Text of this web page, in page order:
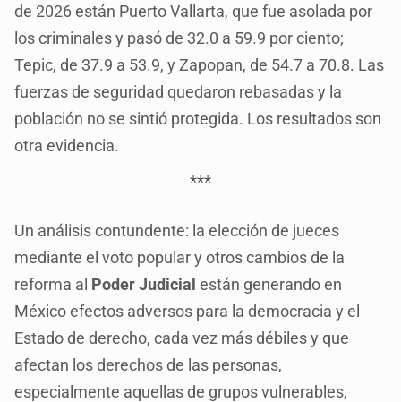
de 2026 están Puerto Vallarta, que fue asolada por
los criminales y pasó de 32.0 a 59.9 por ciento;
Tepic, de 37.9 a 53.9, y Zapopan, de 54.7 a 70.8. Las
fuerzas de seguridad quedaron rebasadas y la
población no se sintió protegida. Los resultados son
otra evidencia.
***
Un análisis contundente: la elección de jueces
mediante el voto popular y otros cambios de la
reforma al Poder Judicial están generando en
México efectos adversos para la democracia y el
Estado de derecho, cada vez más débiles y que
afectan los derechos de las personas,
especialmente aquellas de grupos vulnerables,